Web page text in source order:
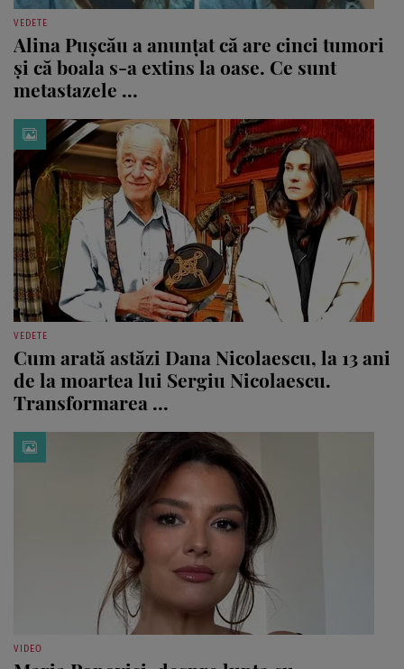
VEDETE
Alina Pușcău a anunțat că are cinci tumori
și că boala s-a extins la oase. Ce sunt
metastazele ...
VEDETE
Cum arată astăzi Dana Nicolaescu, la 13 ani
de la moartea lui Sergiu Nicolaescu.
Transformarea ...
VIDEO